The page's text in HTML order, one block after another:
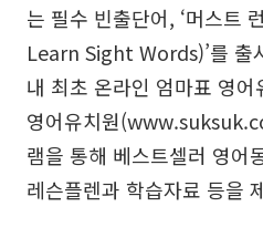
는 필수 빈출단어, ‘머스트
Learn Sight Words)’를 출
내 최초 온라인 엄마표 영
영어유치원
램을 통해 베스트셀러 영어
레슨플렌과 학습자료 등을